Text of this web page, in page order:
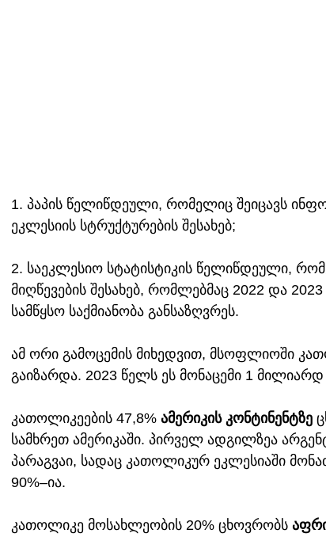
1. პაპის წელიწდეული, რომელიც შეიცავს
ეკლესიის სტრუქტურების შესახებ;
2. საეკლესიო სტატისტიკის წელიწდეული,
მიღწევების შესახებ, რომლებმაც 2022 და
სამწყსო საქმიანობა განსაზღვრეს.
ამ ორი გამოცემის მიხედვით, მსოფლიოში
გაიზარდა. 2023 წელს ეს მონაცემი 1
კათოლიკეების 47,8% ამერიკის კონტინენტზე
სამხრეთ ამერიკაში. პირველ ადგილზეა
პარაგვაი, სადაც კათოლიკურ ეკლესიაში
90%–ია.
კათოლიკე მოსახლეობის 20% ცხოვრობს